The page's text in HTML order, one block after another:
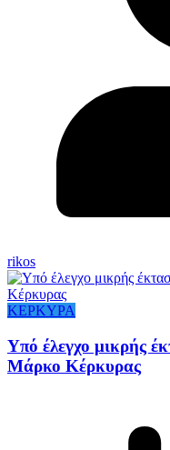
rikos
ΚΕΡΚΥΡΑ
Υπό έλεγχο μικρής
Μάρκο Κέρκυρας